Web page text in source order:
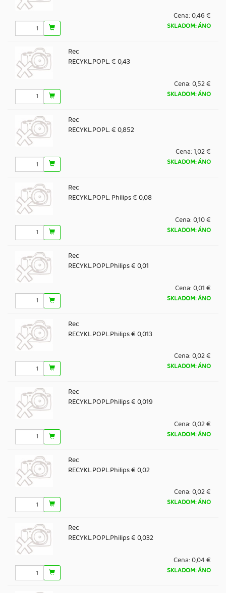
Cena:0,46 €
SKLADOM: ÁNO
Rec
RECYKL.POPL. € 0,43
Cena:0,52 €
SKLADOM: ÁNO
Rec
RECYKL.POPL. € 0,852
Cena:1,02 €
SKLADOM: ÁNO
Rec
RECYKL.POPL. Philips € 0,08
Cena:0,10 €
SKLADOM: ÁNO
Rec
RECYKL.POPL.Philips € 0,01
Cena:0,01 €
SKLADOM: ÁNO
Rec
RECYKL.POPL.Philips € 0,013
Cena:0,02 €
SKLADOM: ÁNO
Rec
RECYKL.POPL.Philips € 0,019
Cena:0,02 €
SKLADOM: ÁNO
Rec
RECYKL.POPL.Philips € 0,02
Cena:0,02 €
SKLADOM: ÁNO
Rec
RECYKL.POPL.Philips € 0,032
Cena:0,04 €
SKLADOM: ÁNO